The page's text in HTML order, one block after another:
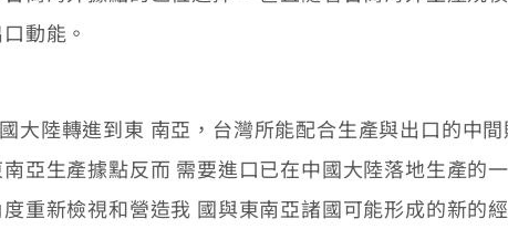
動能。
陸轉進到東 南亞，台灣所能配合生產與出口的中
亞生產據點反而 需要進口已在中國大陸落地生產的
重新檢視和營造我 國與東南亞諸國可能形成的新的